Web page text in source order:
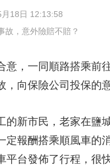
播中國 熊貓頻道
海中國 新兵請入列
盃 2026年冬奧會
生活體育大會 體育江湖
18日 12:13:58
故，意外險賠不賠？
，一同順路搭乘前往
，向保險公司投保的
新市民，老家在鹽城
定報酬搭乘順風車的
平台發佈了行程，很